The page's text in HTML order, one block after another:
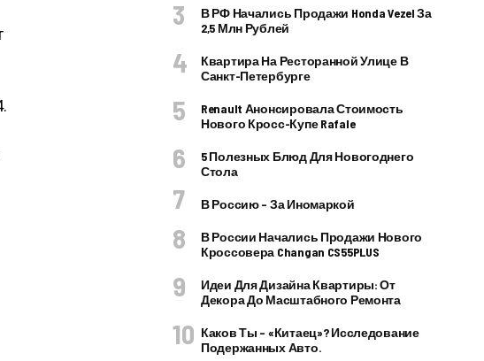
В РФ Начались Продажи Honda Vezel За
2,5 Млн Рублей
Квартира На Ресторанной Улице В
Санкт-Петербурге
Renault Анонсировала Стоимость
Нового Кросс-Купе Rafale
5 Полезных Блюд Для Новогоднего
Стола
В Россию – За Иномаркой
В России Начались Продажи Нового
Кроссовера Changan CS55PLUS
Идеи Для Дизайна Квартиры: От
Декора До Масштабного Ремонта
Каков Ты – «китаец»? Исследование
Подержанных Авто.